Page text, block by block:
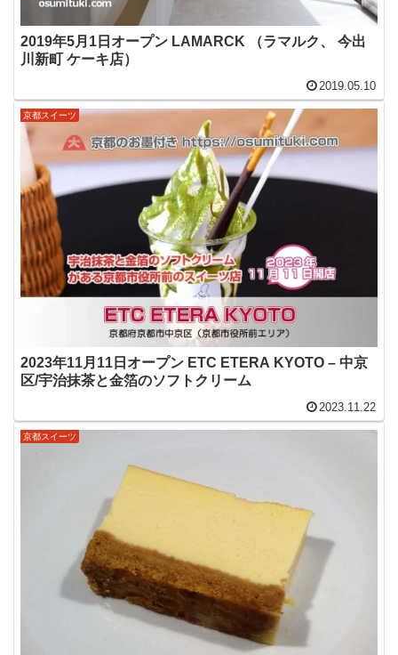
2019年5月1日オープン LAMARCK （ラマルク、 今出
川新町 ケーキ店）
2019.05.10
京都スイーツ
2023年11月11日オープン ETC ETERA KYOTO – 中京
区/宇治抹茶と金箔のソフトクリーム
2023.11.22
京都スイーツ